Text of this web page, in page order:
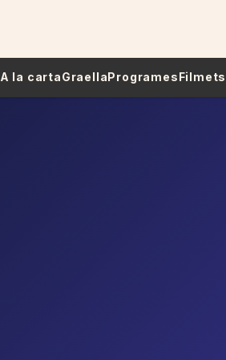
A la cartaGraellaProgramesFilmets